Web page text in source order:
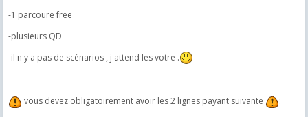
-1 parcoure free
-plusieurs QD
-il n'y a pas de scénarios , j'attend les votre .
vous devez obligatoirement avoir les 2 lignes payant suivante
: